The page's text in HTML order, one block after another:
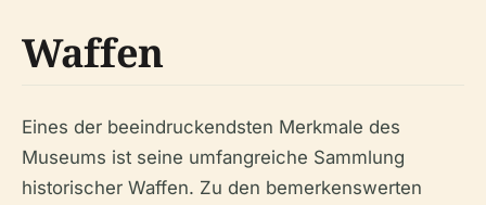
Waffen
Eines der beeindruckendsten Merkmale des
Museums ist seine umfangreiche Sammlung
historischer Waffen. Zu den bemerkenswerten